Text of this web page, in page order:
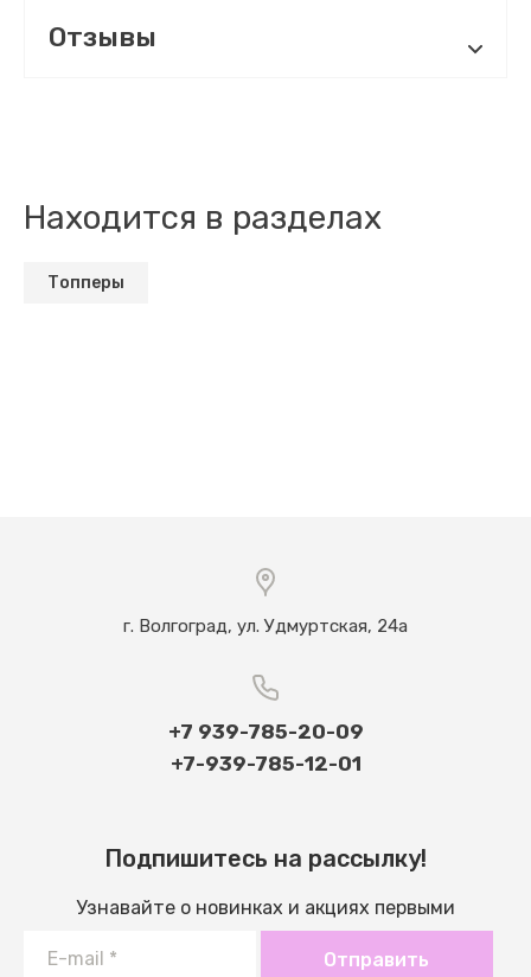
Отзывы
Находится в разделах
Топперы
г. Волгоград, ул. Удмуртская, 24а
+7 939-785-20-09
+7-939-785-12-01
Подпишитесь на рассылку!
Узнавайте о новинках и акциях первыми
Отправить